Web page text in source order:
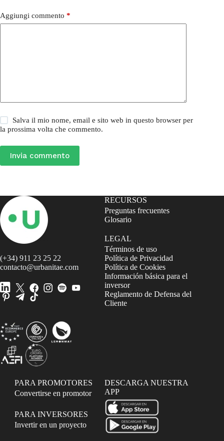
Aggiungi commento *
Salva il mio nome, email e sito web in questo browser per
la prossima volta che commento.
Invia commento
(+34) 911 23 25 22
contacto@urbanitae.com
RECURSOS
Preguntas frecuentes
Glosario
LEGAL
Términos de uso
Política de Privacidad
Política de Cookies
Información básica para el
inversor
Reglamento de Defensa del
Cliente
PARA PROMOTORES
Convertirse en promotor
PARA INVERSORES
Invertir en un proyecto
DESCARGA NUESTRA
APP